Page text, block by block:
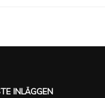
INLÄGGEN